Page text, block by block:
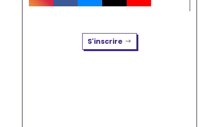
S'inscrire